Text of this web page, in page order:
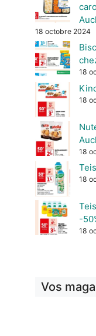
18 octobre 2024
18
18
18
18
-
18
Vos